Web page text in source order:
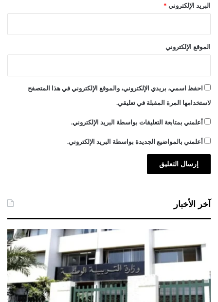
البريد الإلكتروني *
الموقع الإلكتروني
احفظ اسمي، بريدي الإلكتروني، والموقع الإلكتروني في هذا المتصفح
لاستخدامها المرة المقبلة في تعليقي.
أعلمني بمتابعة التعليقات بواسطة البريد الإلكتروني.
أعلمني بالمواضيع الجديدة بواسطة البريد الإلكتروني.
آخر الأخبار